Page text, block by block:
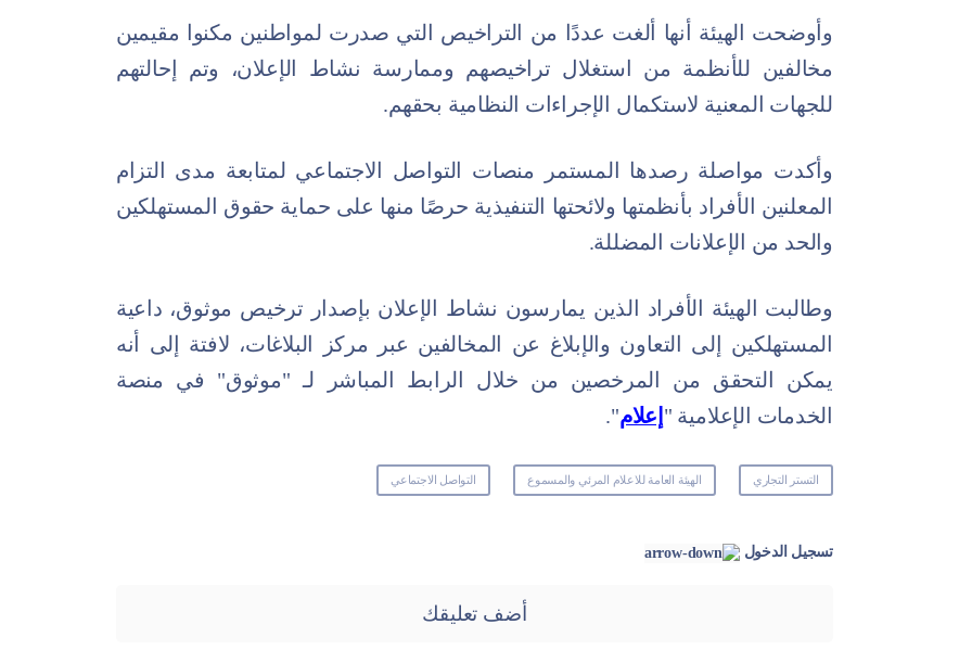
وأوضحت الهيئة أنها ألغت عددًا من التراخيص التي صدرت لمواطنين مكنوا مقيمين
مخالفين للأنظمة من استغلال تراخيصهم وممارسة نشاط الإعلان، وتم إحالتهم
للجهات المعنية لاستكمال الإجراءات النظامية بحقهم.
وأكدت مواصلة رصدها المستمر منصات التواصل الاجتماعي لمتابعة مدى التزام
المعلنين الأفراد بأنظمتها ولائحتها التنفيذية حرصًا منها على حماية حقوق المستهلكين
والحد من الإعلانات المضللة.
وطالبت الهيئة الأفراد الذين يمارسون نشاط الإعلان بإصدار ترخيص موثوق، داعية
المستهلكين إلى التعاون والإبلاغ عن المخالفين عبر مركز البلاغات، لافتة إلى أنه
يمكن التحقق من المرخصين من خلال الرابط المباشر لـ "موثوق" في منصة
الخدمات الإعلامية " إعلام".
التستر التجاري الهيئة العامة للاعلام المرئي والمسموع التواصل الاجتماعي
تسجيل الدخول
أضف تعليقك